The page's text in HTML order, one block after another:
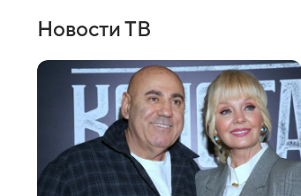
Новости ТВ